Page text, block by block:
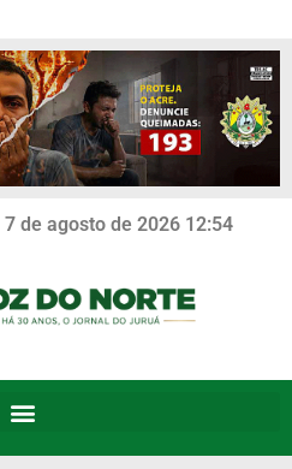
de agosto de 2026 12:54